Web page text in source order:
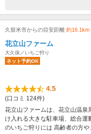
久留米市からの目安距離 約16.1km
花立山ファーム
大久保／いちご狩り
ネット予約OK
4.5
(口コミ 124件)
花立山ファームは、花立山温泉
け入れる大きな駐車場、総合
のいちご狩りには 高齢者の方や